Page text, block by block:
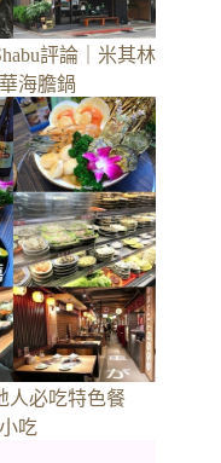
評論｜米其林
海膽鍋
人必吃特色餐
吃